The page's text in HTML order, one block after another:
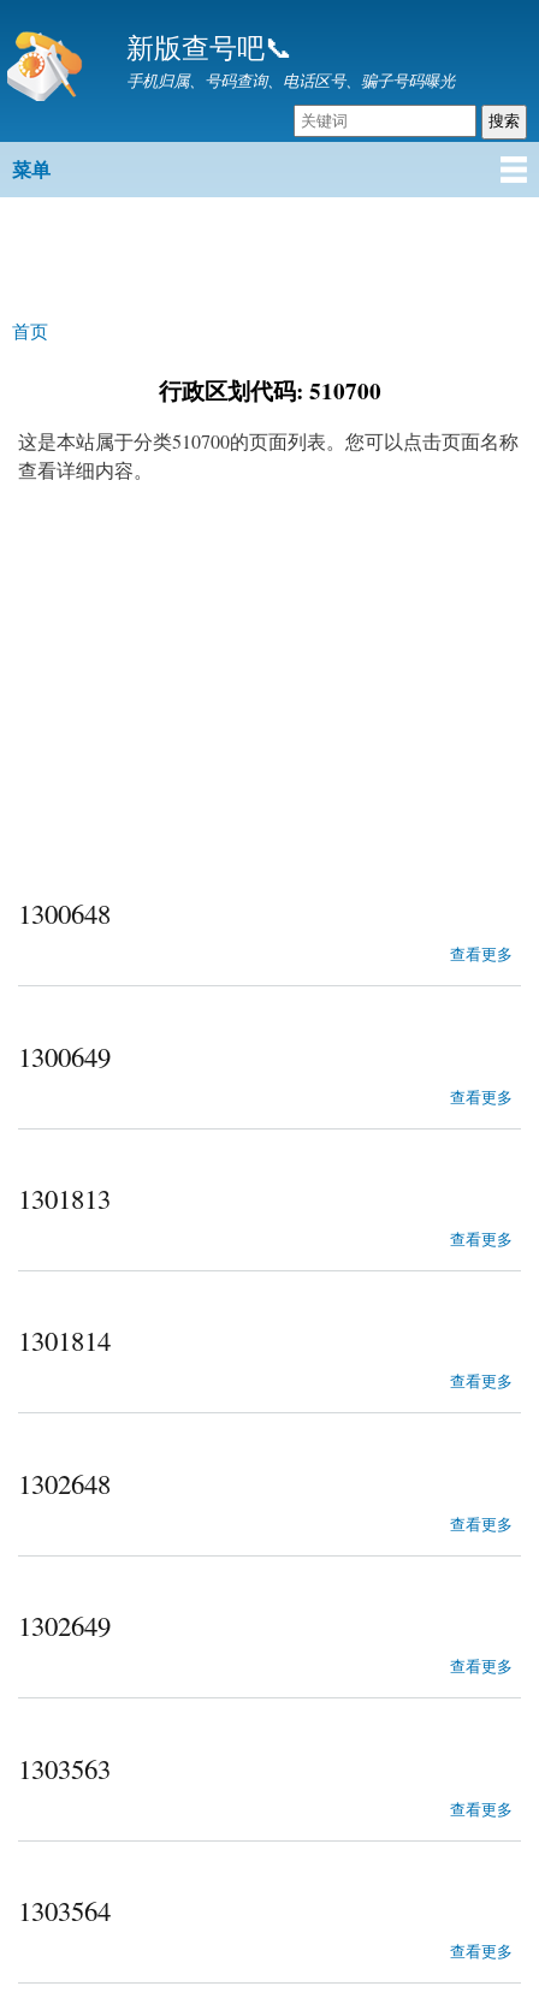
转
到
要
容
新版查号吧📞
手机归属、号码查询、电话区号、骗子号码曝光
主菜单
菜单
你在这里
首页
行政区划代码: 510700
这是本站属于分类510700的页面列表。您可以点击页面名称
查看详细内容。
1300648
查看更多
1300649
查看更多
1301813
查看更多
1301814
查看更多
1302648
查看更多
1302649
查看更多
1303563
查看更多
1303564
查看更多